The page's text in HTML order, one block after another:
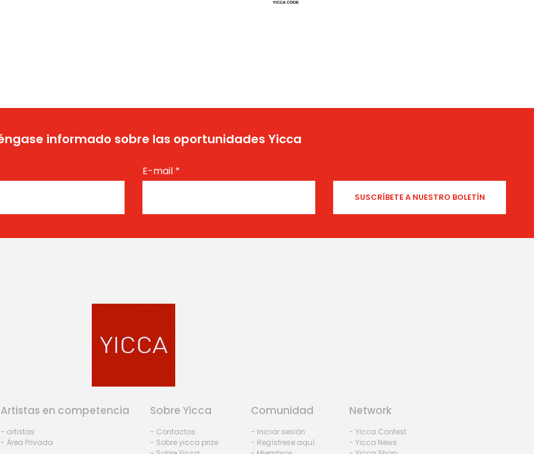
informado sobre las oportunidades Yicca
E-mail *
Artistas en competencia
- artistas
- Área Privada
Sobre Yicca
- Contactos
- Sobre yicca prize
Comunidad
- Iniciar sesión
- Regístrese aquí
Network
- Yicca Contest
- Yicca News